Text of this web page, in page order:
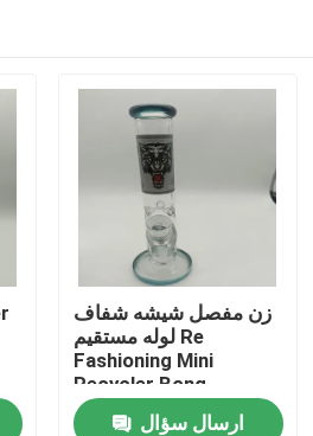
زن مفصل شیشه شفاف
لوله مستقیم Re
Fashioning Mini
Recycler Bong
ارسال سؤال